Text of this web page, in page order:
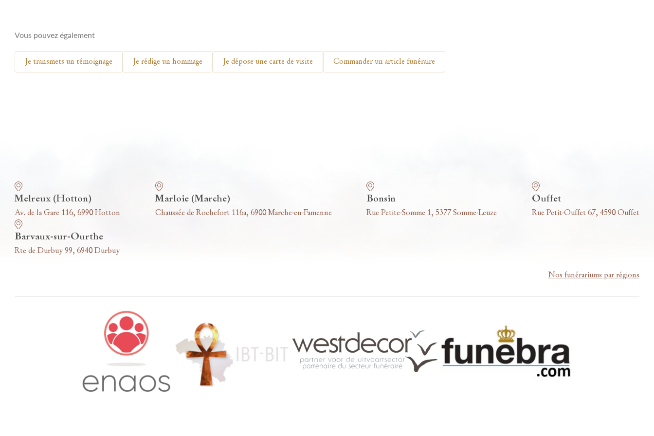
Vous pouvez également
Je transmets un témoignage Je rédige un hommage Je dépose une carte de visite Commander un article funéraire
Melreux (Hotton)
Av. de la Gare 116, 6990 Hotton
Marloie (Marche)
Chaussée de Rochefort 116a, 6900 Marche-en-Famenne
Bonsin
Rue Petite-Somme 1, 5377 Somme-Leuze
Ouffet
Rue Petit-Ouffet 67, 4590 Ouffet
Barvaux-sur-Ourthe
Rte de Durbuy 99, 6940 Durbuy
Nos funérariums par régions